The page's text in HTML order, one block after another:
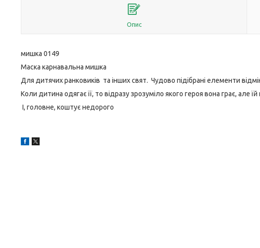
Опис
мишка 0149
Маска карнавальна мишка
Для дитячих ранковиків та інших свят. Чудово підібрані елементи
Коли дитина одягає її, то відразу зрозуміло якого героя вона грає, але
І, головне, коштує недорого